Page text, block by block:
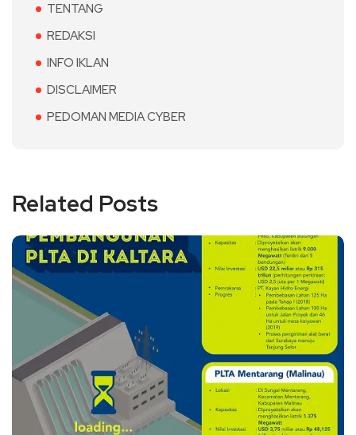
TENTANG
REDAKSI
INFO IKLAN
DISCLAIMER
PEDOMAN MEDIA CYBER
Related Posts